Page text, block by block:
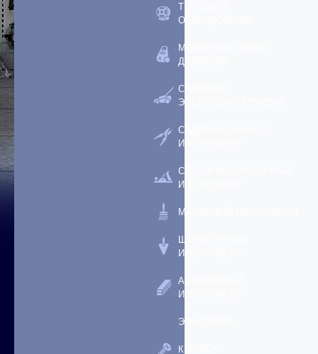
ТЕПЛОВОЕ
ОБОРУДОВАНИЕ
МОЙКИ ВЫСОКОГО
ДАВЛЕНИЯ
САДОВЫЙ
ЭЛЕКТРОИНСТРУМЕНТ
САДОВЫЙ РУЧНОЙ
ИНСТРУМЕНТ
СТОЛЯРНО-СЛЕСАРНЫЙ
ИНСТРУМЕНТ
МАЛЯРНЫЙ ИНСТРУМЕНТ
ШТУКАТУРНЫЙ
ИНСТРУМЕНТ
АБРАЗИВНЫЙ
ИНСТРУМЕНТ
ЭЛЕКТРИКА
КРЕПЕЖ